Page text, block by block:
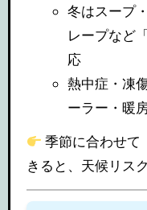
冬はスープ
レープなど
応
熱中症・凍
ーラー・暖
季節に合わせて
きると、天候リス